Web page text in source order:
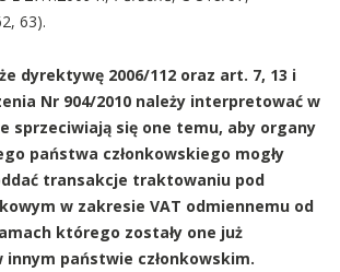
63).
dyrektywę 2006/112 oraz art. 7, 13 i
Nr 904/2010 należy interpretować w
sprzeciwiają się one temu, aby organy
państwa członkowskiego mogły
transakcje traktowaniu pod
w zakresie VAT odmiennemu od
którego zostały one już
państwie członkowskim.